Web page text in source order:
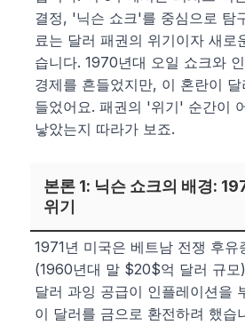
결정, '닉슨 쇼크'를 중심으로 탐
료는 달러 패권의 위기이자 새로
습니다. 1970년대 오일 쇼크와
경제를 흔들었지만, 이 혼란이
들었어요. 패권의 '위기' 순간이
낳았는지 따라가 보죠.
본론 1: 닉슨 쇼크의 배경:
위기
1971년 미국은 베트남 전쟁 후유
(1960년대 말 $20$억 달러 규모
달러 과잉 공급이 인플레이션을
이 달러를 금으로 환전하려 했습